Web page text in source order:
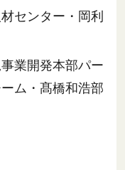
センター・岡利
業開発本部パー
ム・髙橋和浩部